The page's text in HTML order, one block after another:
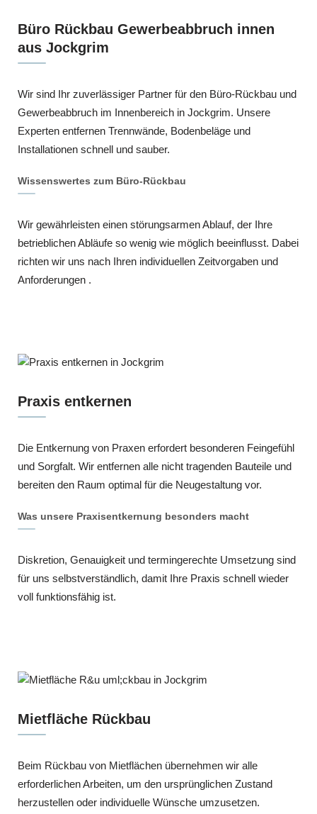
Büro Rückbau Gewerbeabbruch innen
aus Jockgrim
Wir sind Ihr zuverlässiger Partner für den Büro-Rückbau und
Gewerbeabbruch im Innenbereich in Jockgrim. Unsere
Experten entfernen Trennwände, Bodenbeläge und
Installationen schnell und sauber.
Wissenswertes zum Büro-Rückbau
Wir gewährleisten einen störungsarmen Ablauf, der Ihre
betrieblichen Abläufe so wenig wie möglich beeinflusst. Dabei
richten wir uns nach Ihren individuellen Zeitvorgaben und
Anforderungen .
Praxis entkernen
Die Entkernung von Praxen erfordert besonderen Feingefühl
und Sorgfalt. Wir entfernen alle nicht tragenden Bauteile und
bereiten den Raum optimal für die Neugestaltung vor.
Was unsere Praxisentkernung besonders macht
Diskretion, Genauigkeit und termingerechte Umsetzung sind
für uns selbstverständlich, damit Ihre Praxis schnell wieder
voll funktionsfähig ist.
Mietfläche Rückbau
Beim Rückbau von Mietflächen übernehmen wir alle
erforderlichen Arbeiten, um den ursprünglichen Zustand
herzustellen oder individuelle Wünsche umzusetzen.